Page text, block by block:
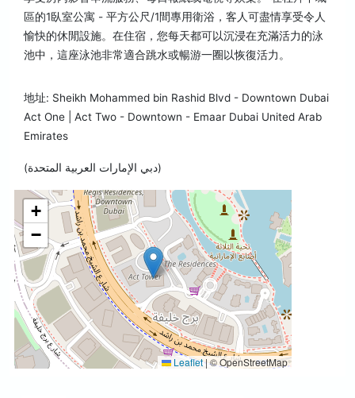
區的1臥室公寓 - 平方公尺/1間專用衛浴，客人可盡情享受令人
愉快的休閒設施。在住宿，您每天都可以沉浸在充滿活力的泳
池中，這座泳池非常適合跳水或暢游一圈以恢復活力。
地址: Sheikh Mohammed bin Rashid Blvd - Downtown Dubai
Act One | Act Two - Downtown - Emaar Dubai United Arab
Emirates
(دبي الإمارات العربية المتحدة)
+
−
Leaflet|© OpenStreetMap